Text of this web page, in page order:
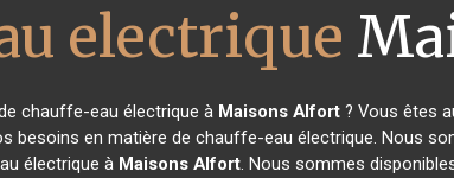
electrique
chauffe-eau électrique à Maisons Alfort ? Vous êtes
en matière de chauffe-eau électrique. Nous
électrique à Maisons Alfort. Nous sommes